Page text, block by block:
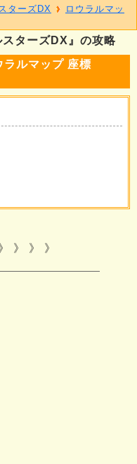
スターズDX』の攻略
ラルマップ 座標
》 》
ターズDX
ロウラルマッ